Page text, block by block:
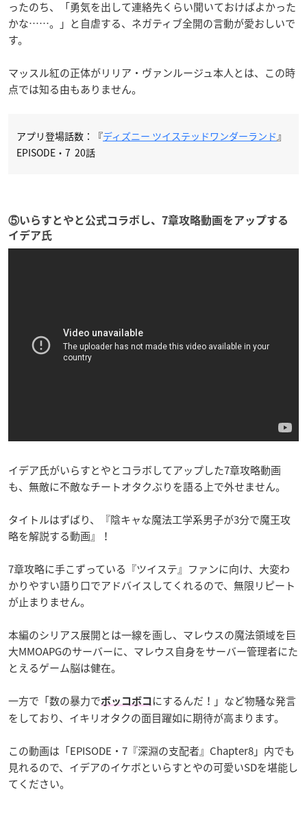
ったのち、「勇気を出して連絡先くらい聞いておけばよかった
かな……。」と自虐する、ネガティブ全開の言動が愛おしいで
す。
マッスル紅の正体がリリア・ヴァンルージュ本人とは、この時
点では知る由もありません。
アプリ登場話数：『ディズニー ツイステッドワンダーランド』
EPISODE・7 20話
⑤いらすとやと公式コラボし、7章攻略動画をアップする
イデア氏
イデア氏がいらすとやとコラボしてアップした7章攻略動画
も、無敵に不敵なチートオタクぶりを語る上で外せません。
タイトルはずばり、『陰キャな魔法工学系男子が3分で魔王攻
略を解説する動画』！
7章攻略に手こずっている『ツイステ』ファンに向け、大変わ
かりやすい語り口でアドバイスしてくれるので、無限リピート
が止まりません。
本編のシリアス展開とは一線を画し、マレウスの魔法領域を巨
大MMOAPGのサーバーに、マレウス自身をサーバー管理者にた
とえるゲーム脳は健在。
一方で「数の暴力でボッコボコ にするんだ！」など物騒な発言
をしており、イキリオタクの面目躍如に期待が高まります。
この動画は「EPISODE・7『深淵の支配者』Chapter8」内でも
見れるので、イデアのイケボといらすとやの可愛いSDを堪能し
てください。